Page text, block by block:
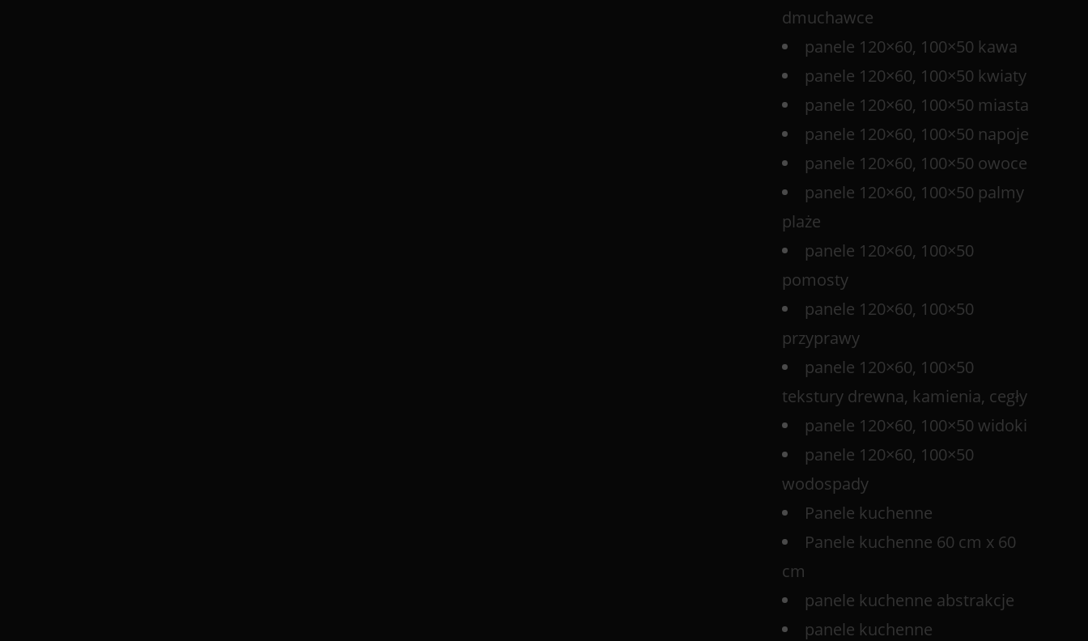
dmuchawce
panele 120×60, 100×50 kawa
panele 120×60, 100×50 kwiaty
panele 120×60, 100×50 miasta
panele 120×60, 100×50 napoje
panele 120×60, 100×50 owoce
panele 120×60, 100×50 palmy
plaże
panele 120×60, 100×50
pomosty
panele 120×60, 100×50
przyprawy
panele 120×60, 100×50
tekstury drewna, kamienia, cegły
panele 120×60, 100×50 widoki
panele 120×60, 100×50
wodospady
Panele kuchenne
Panele kuchenne 60 cm x 60
cm
panele kuchenne abstrakcje
panele kuchenne